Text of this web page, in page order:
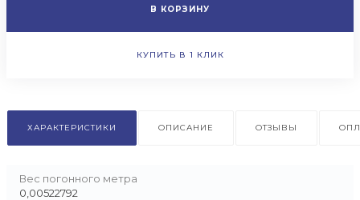
В КОРЗИНУ
КУПИТЬ В 1 КЛИК
ХАРАКТЕРИСТИКИ ОПИСАНИЕ ОТЗЫВЫ
Вес погонного метра
0,00522792